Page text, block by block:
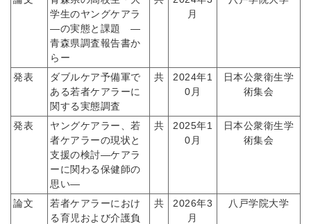
学生のヤングケアラ
―の実態と課題 ―
青森県調査報告書か
らー
月
発表
ダブルケア予備軍で
ある若者ケアラーに
関する実態調査
共
2024年1
0月
日本公衆衛生学
術集会
発表
ヤングケアラー、若
者ケアラーの現状と
支援の検討―ケアラ
ーに関わる保健師の
思い―
共
2025年1
0月
日本公衆衛生学
術集会
論文
若者ケアラーにおけ
る育児および介護負
共
2026年3
月
八戸学院大学